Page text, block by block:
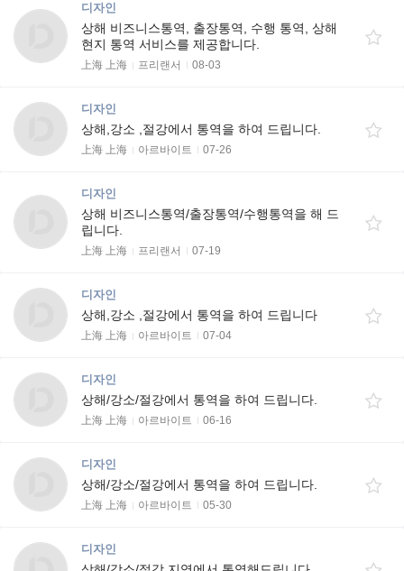
디자인
상해 비즈니스통역, 출장통역, 수행 통역, 상해
현지 통역 서비스를 제공합니다.
上海 上海 프리랜서 08-03
디자인
상해,강소 ,절강에서 통역을 하여 드립니다.
上海 上海 아르바이트 07-26
디자인
상해 비즈니스통역/출장통역/수행통역을 해 드
립니다.
上海 上海 프리랜서 07-19
디자인
상해,강소 ,절강에서 통역을 하여 드립니다
上海 上海 아르바이트 07-04
디자인
상해/강소/절강에서 통역을 하여 드립니다.
上海 上海 아르바이트 06-16
디자인
상해/강소/절강에서 통역을 하여 드립니다.
上海 上海 아르바이트 05-30
디자인